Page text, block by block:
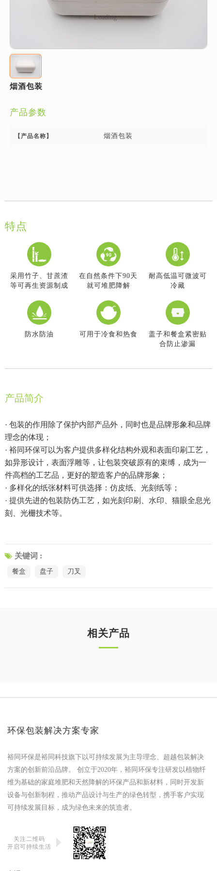
Loading...
烟酒包装
产品参数
【产品名称】 烟酒包装
特点
采用竹子、甘蔗渣
等可再生资源制成
在自然条件下90天
就可堆肥降解
耐高低温可微波可
冷藏
防水防油 可用于冷食和热食
盖子和餐盒紧密贴
合防止渗漏
产品简介
· 包装的作用除了保护内部产品外，同时也是品牌形象和品牌
理念的体现；
· 裕同环保可以为客户提供多样化结构外观和表面印刷工艺，
如异形设计，表面浮雕等，让包装突破原有的束缚，成为一
件高档的工艺品，更好的塑造客户的品牌形象；
· 多样化的纸张材料可供选择：仿皮纸、光刻纸等；
· 提供先进的包装防伪工艺，如光刻印刷、水印、猫眼全息光
刻、光栅技术等。
关键词 :
餐盒 盘子 刀叉
相关产品
环保包装解决方案专家
裕同环保是裕同科技旗下以可持续发展为主导理念、超越包装解决
方案的创新前沿品牌。 创立于2020年，裕同环保专注研发以植物纤
维为基础的家庭堆肥和天然降解的环保产品和新材料，同时开发新
设备与创新制程，推动产品设计与生产的绿色转型，携手客户实现
可持续发展目标，成为绿色未来的筑造者。
关注二维码
开启可持续生活